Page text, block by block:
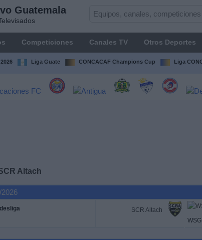
Guatemala
Competiciones Canales TV Otros Deportes
Liga Guate CONCACAF Champions Cup Liga
Altach
SCR Altach